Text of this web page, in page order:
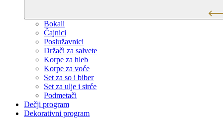
Bokali
Čajnici
Poslužavnici
Držači za salvete
Korpe za hleb
Korpe za voće
Set za so i biber
Set za ulje i sirće
Podmetači
Dečji program
Dekorativni program